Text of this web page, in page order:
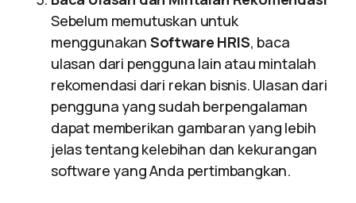
Sebelum memutuskan untuk
menggunakan Software HRIS, baca
ulasan dari pengguna lain atau mintalah
rekomendasi dari rekan bisnis. Ulasan dari
pengguna yang sudah berpengalaman
dapat memberikan gambaran yang lebih
jelas tentang kelebihan dan kekurangan
software yang Anda pertimbangkan.